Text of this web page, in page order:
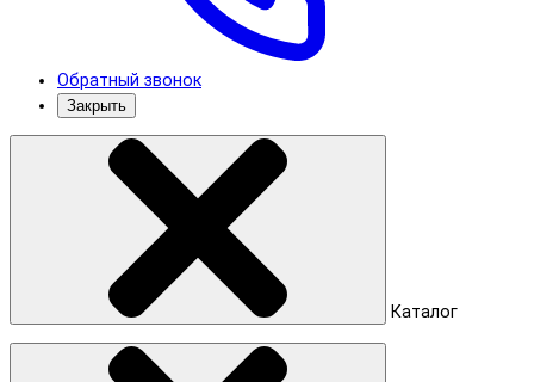
Обратный звонок
Закрыть
Каталог